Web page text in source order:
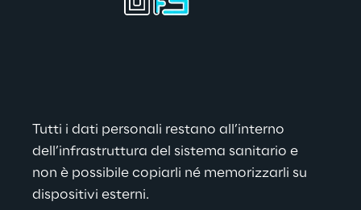
Tutti i dati personali restano all’interno
dell’infrastruttura del sistema sanitario e
non è possibile copiarli né memorizzarli su
dispositivi esterni.